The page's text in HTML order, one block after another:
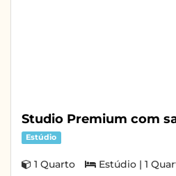
Studio Premium com
Estúdio
1 Quarto Estúdio | 1